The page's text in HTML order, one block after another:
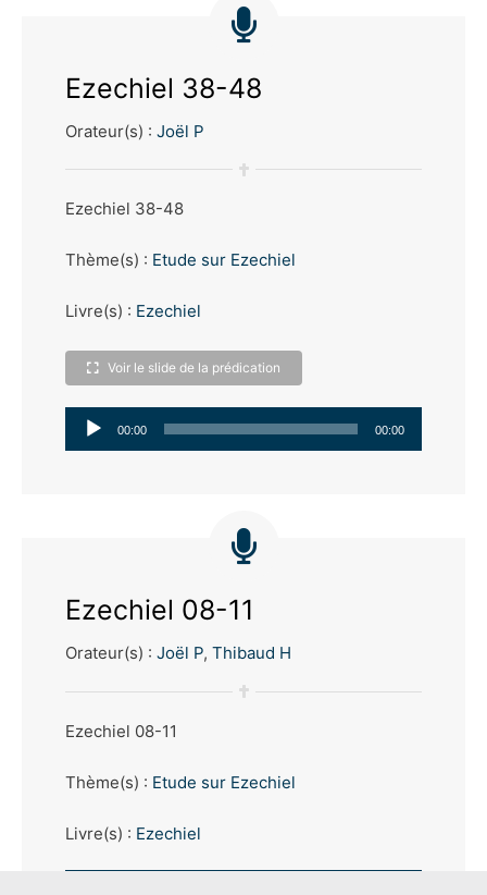
Ezechiel 38-48
Orateur(s) : Joël P
Ezechiel 38-48
Thème(s) : Etude sur Ezechiel
Livre(s) : Ezechiel
Voir le slide de la prédication
Lecteur
00:00 00:00
Ezechiel 08-11
Orateur(s) : Joël P, Thibaud H
Ezechiel 08-11
Thème(s) : Etude sur Ezechiel
Livre(s) : Ezechiel